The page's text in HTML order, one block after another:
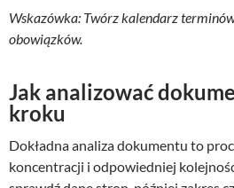
Wskazówka: Twórz kalendarz
obowiązków.
Jak analizować
kroku
Dokładna analiza dokumentu to
koncentracji i odpowiedniej